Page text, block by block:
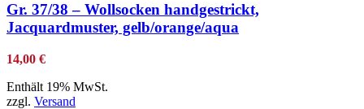
Gr. 37/38 – Wollsocken handgestrickt,
Jacquardmuster, gelb/orange/aqua
14,00 €
Enthält 19% MwSt.
zzgl. Versand